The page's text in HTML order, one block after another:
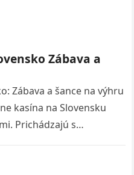
Zábava a
Zábava a šance na výhru
kasína na Slovensku
Prichádzajú s